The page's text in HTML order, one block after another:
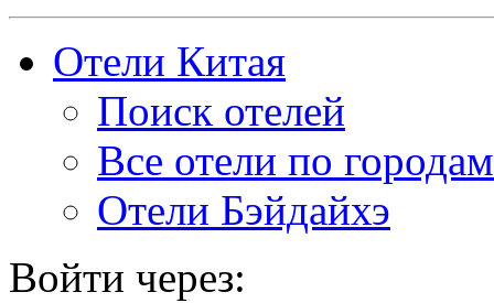
Отели Китая
Поиск отелей
Все отели по городам
Отели Бэйдайхэ
Войти через: